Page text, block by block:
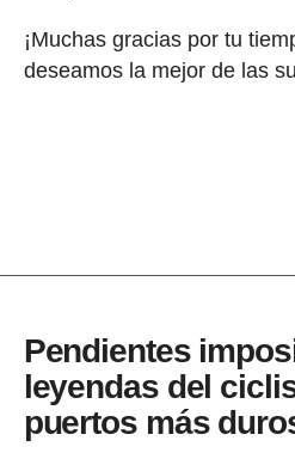
¡Muchas gracias por tu
deseamos la mejor de las
Pendientes
leyendas del
puertos más